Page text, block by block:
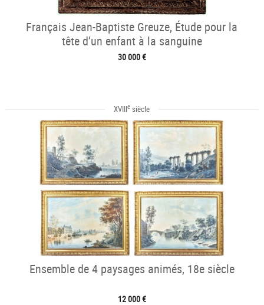
Français Jean-Baptiste Greuze, Étude pour la
tête d’un enfant à la sanguine
30 000 €
XVIIIe siècle
Ensemble de 4 paysages animés, 18e siècle
12 000 €